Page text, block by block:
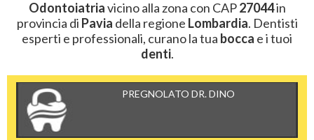
Odontoiatriavicino alla zona con CAP27044in
provincia di Pavia della regione Lombardia. Dentisti
esperti e professionali, curano la tua bocca e i tuoi
denti.
PREGNOLATO DR. DINO